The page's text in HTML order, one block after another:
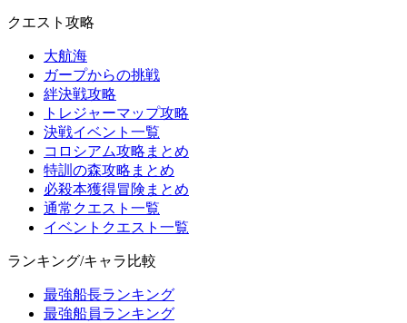
クエスト攻略
大航海
ガープからの挑戦
絆決戦攻略
トレジャーマップ攻略
決戦イベント一覧
コロシアム攻略まとめ
特訓の森攻略まとめ
必殺本獲得冒険まとめ
通常クエスト一覧
イベントクエスト一覧
ランキング/キャラ比較
最強船長ランキング
最強船員ランキング